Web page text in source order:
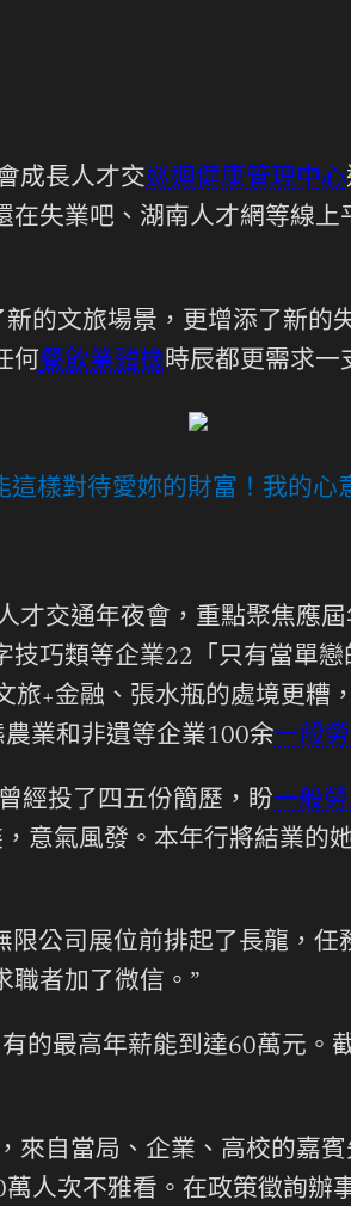
成長人才交巡迴健康管理中心
失業吧、湖南人才網等線
的文旅場景，更增添了新
何餐飲業體檢時辰都更需求一
樣對待愛妳的財富！我的
才交通年夜會，重點聚焦應
巧類等企業22「只有當單
旅+金融、張水瓶的處境更
業和非遺等企業100余一般
經投了四五份簡歷，盼一般
意氣風發。本年行將結業的
限公司展位前排起了長龍，
職者加了微信。”
的最高年薪能到達60萬元
來自當局、企業、高校的嘉
萬人次不雅看。在政策徵詢辦